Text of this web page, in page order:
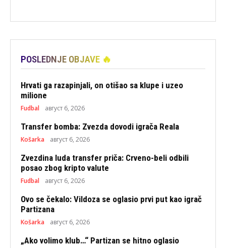
POSLEDNJE OBJAVE 🔥
Hrvati ga razapinjali, on otišao sa klupe i uzeo
milione
Fudbal август 6, 2026
Transfer bomba: Zvezda dovodi igrača Reala
Košarka август 6, 2026
Zvezdina luda transfer priča: Crveno-beli odbili
posao zbog kripto valute
Fudbal август 6, 2026
Ovo se čekalo: Vildoza se oglasio prvi put kao igrač
Partizana
Košarka август 6, 2026
„Ako volimo klub…“ Partizan se hitno oglasio